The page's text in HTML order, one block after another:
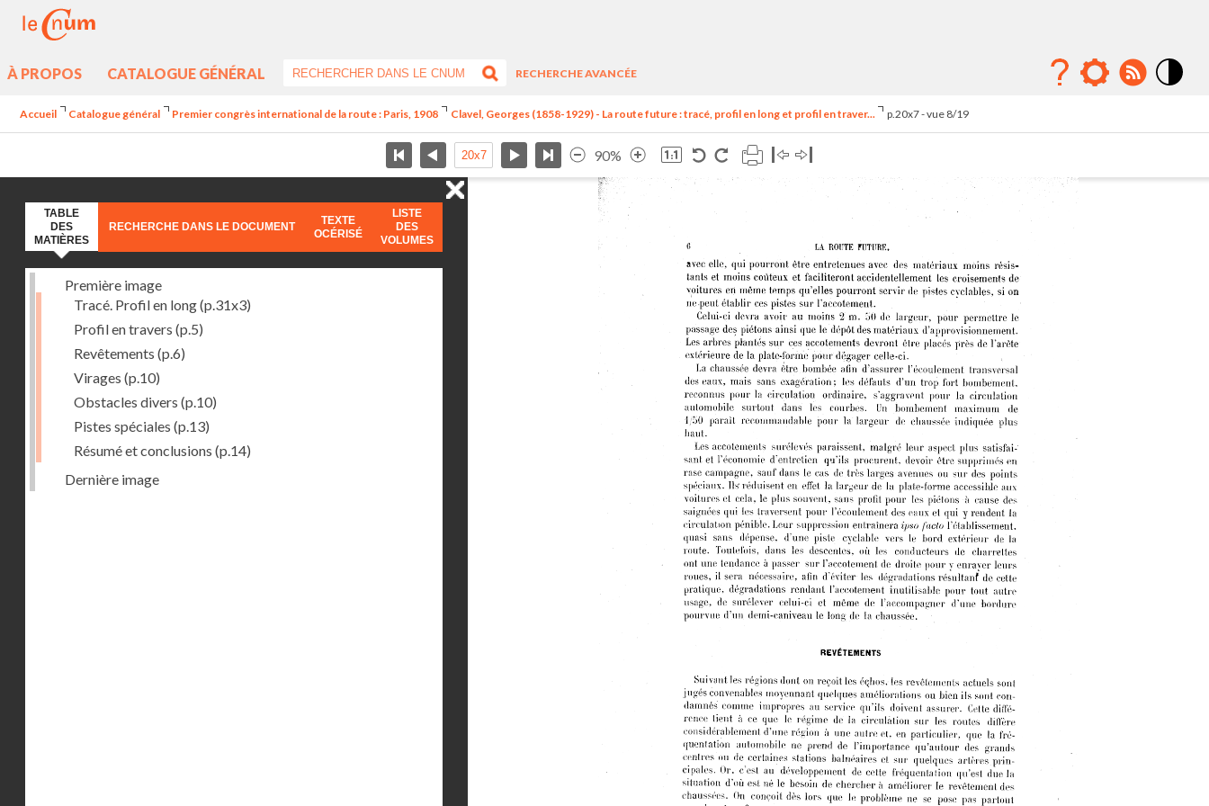
À PROPOS CATALOGUE GÉNÉRAL
RECHERCHE AVANCÉE
Accueil Catalogue général Premier congrès international de la route : Paris, 1908 Clavel, Georges (1858-1929) - La route future : tracé, profil en long et profil en traver... p.20x7 - vue 8/19
90%
TABLE
DES
MATIÈRES
RECHERCHE DANS LE DOCUMENT
TEXTE
OCÉRISÉ
LISTE
DES
VOLUMES
Première image
Tracé. Profil en long(p.31x3)
Profil en travers (p.5)
Revêtements (p.6)
Virages (p.10)
Obstacles divers (p.10)
Pistes spéciales (p.13)
Résumé et conclusions (p.14)
Dernière image